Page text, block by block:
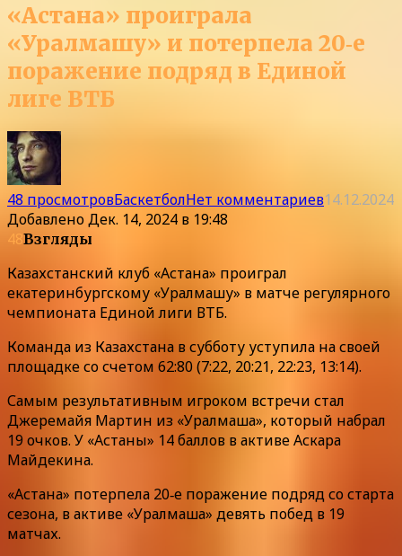
«Астана» проиграла
«Уралмашу» и потерпела 20‑е
поражение подряд в Единой
лиге ВТБ
48 просмотровБаскетболНет комментариев14.12.2024
ДобавленоДек. 14, 2024 в 19:48
48Взгляды
Казахстанский клуб «Астана» проиграл
екатеринбургскому «Уралмашу» в матче регулярного
чемпионата Единой лиги ВТБ.
Команда из Казахстана в субботу уступила на своей
площадке со счетом 62:80 (7:22, 20:21, 22:23, 13:14).
Самым результативным игроком встречи стал
Джеремайя Мартин из «Уралмаша», который набрал
19 очков. У «Астаны» 14 баллов в активе Аскара
Майдекина.
«Астана» потерпела 20‑е поражение подряд со старта
сезона, в активе «Уралмаша» девять побед в 19
матчах.